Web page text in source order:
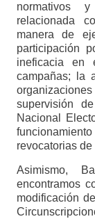
normativos
relacionada
manera de
participación
ineficacia en
campañas; la
supervisión
Nacional
revocatorias de
Asimismo,
encontramos
modificación